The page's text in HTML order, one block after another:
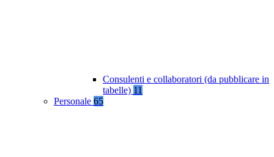
Consulenti e collaboratori (da pubblicare in
tabelle) 11
Personale 65